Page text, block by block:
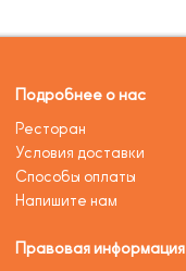
Подробнее о нас
Ресторан
Условия доставки
Способы оплаты
Напишите нам
Правовая информация